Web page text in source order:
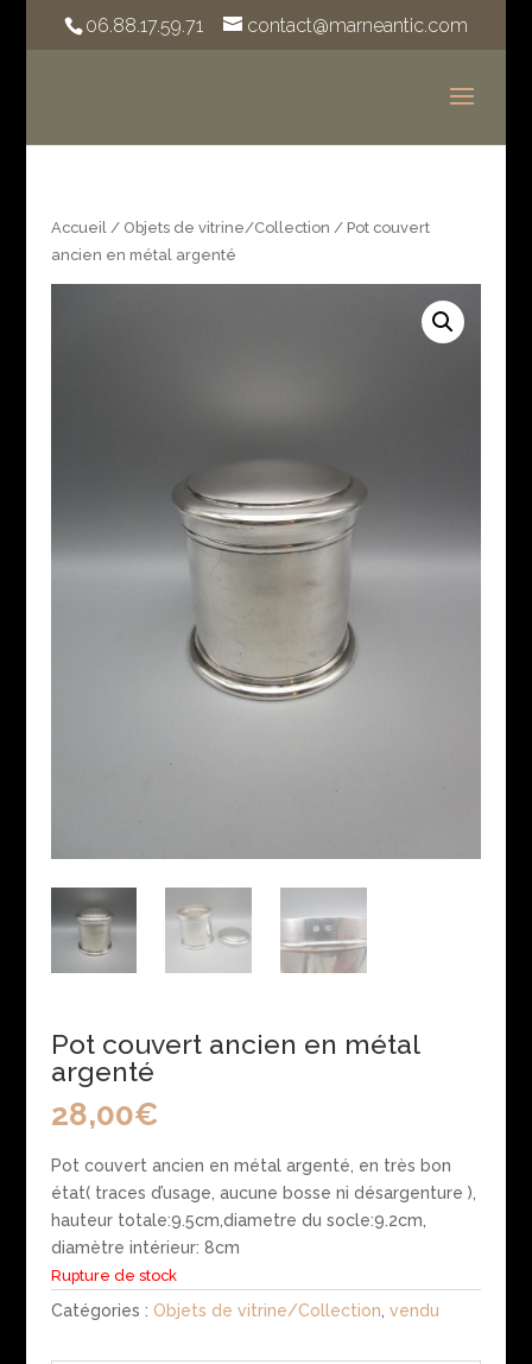
06.88.17.59.71 contact@marneantic.com
Accueil/ Objets de vitrine/Collection / Pot couvert
ancien en métal argenté
Pot couvert ancien en métal
argenté
28,00€
Pot couvert ancien en métal argenté, en très bon
état( traces d’usage, aucune bosse ni désargenture ),
hauteur totale:9.5cm,diametre du socle:9.2cm,
diamètre intérieur: 8cm
Rupture de stock
Catégories : Objets de vitrine/Collection vendu